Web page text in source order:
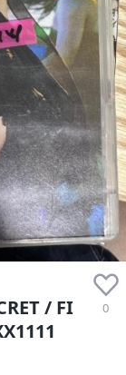
/ FI
0